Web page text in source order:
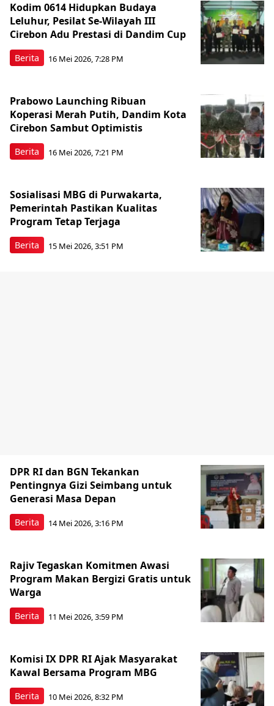
Berita
Kodim 0614 Hidupkan Budaya
Leluhur, Pesilat Se-Wilayah III
Cirebon Adu Prestasi di Dandim Cup
16 Mei 2026, 7:28 PM
Berita
Prabowo Launching Ribuan
Koperasi Merah Putih, Dandim Kota
Cirebon Sambut Optimistis
16 Mei 2026, 7:21 PM
Berita
Sosialisasi MBG di Purwakarta,
Pemerintah Pastikan Kualitas
Program Tetap Terjaga
15 Mei 2026, 3:51 PM
Berita
DPR RI dan BGN Tekankan
Pentingnya Gizi Seimbang untuk
Generasi Masa Depan
14 Mei 2026, 3:16 PM
Berita
Rajiv Tegaskan Komitmen Awasi
Program Makan Bergizi Gratis untuk
Warga
11 Mei 2026, 3:59 PM
Berita
Komisi IX DPR RI Ajak Masyarakat
Kawal Bersama Program MBG
10 Mei 2026, 8:32 PM